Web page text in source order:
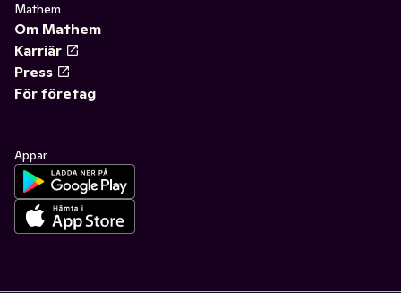
Mathem
Om Mathem
Karriär
Press
För företag
Appar